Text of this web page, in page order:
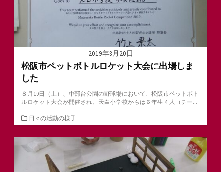
2019年8月20日
松阪市ペットボトルロケット大会に出場しま
した
８月10日（土）、中部台公園の野球場において、松阪市ペットボト
ルロケット大会が開催され、天白小学校からは６年生４人（チー...
カ
テ
ゴ
リ
日々の活動の様子